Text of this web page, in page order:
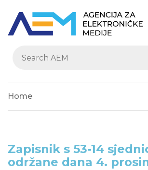
Home
Zapisnik s 53-14
održane dana 4.